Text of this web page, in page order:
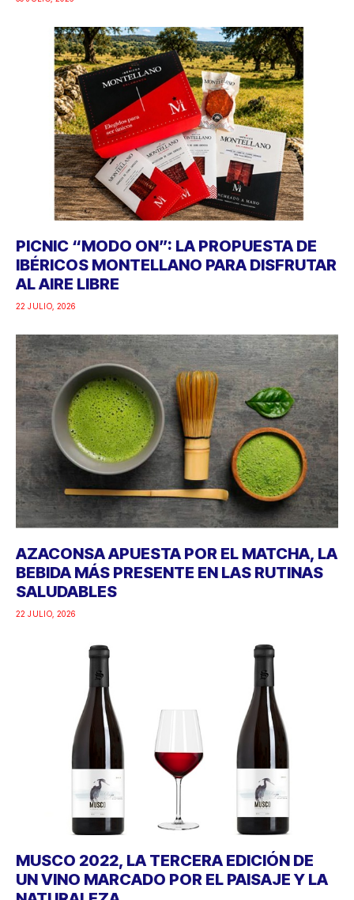
PICNIC “MODO ON”: LA PROPUESTA DE
IBÉRICOS MONTELLANO PARA DISFRUTAR
AL AIRE LIBRE
22 JULIO, 2026
AZACONSA APUESTA POR EL MATCHA, LA
BEBIDA MÁS PRESENTE EN LAS RUTINAS
SALUDABLES
22 JULIO, 2026
MUSCO 2022, LA TERCERA EDICIÓN DE
UN VINO MARCADO POR EL PAISAJE Y LA